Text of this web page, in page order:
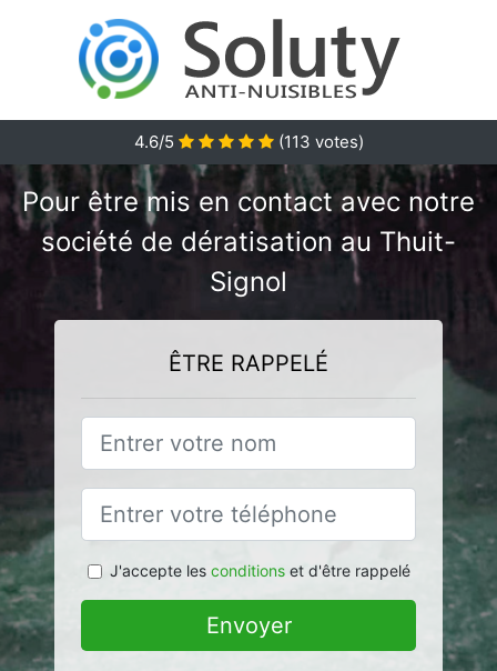
4.6/5 (113 votes)
Pour être mis en contact avec notre
société de dératisation au Thuit-
Signol
ÊTRE RAPPELÉ
J'accepte les conditionset d'être rappelé
Envoyer